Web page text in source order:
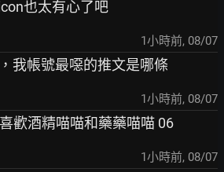
也太有心了吧
1小時前, 08/07
我帳號最噁的推文是哪條
1小時前, 08/07
歡酒精喵喵和藥藥喵喵 06
1小時前, 08/07